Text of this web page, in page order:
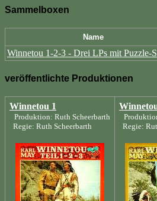
Sammelboxen
Name
Winnetou 1-2-3 - Drei LPs mit Puzzle-
veröffentlichte Produktionen
Winnetou 1
Produktion: Ruth Scheerbarth
Regie: Ruth Scheerbarth
Regie: